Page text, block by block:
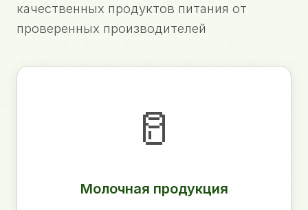
качественных продуктов питания от
проверенных производителей
🥛
Молочная продукция